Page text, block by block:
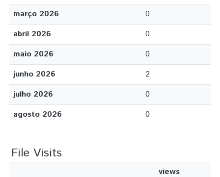
março 2026
0
abril 2026
0
maio 2026
0
junho 2026
2
julho 2026
0
agosto 2026
0
File Visits
views